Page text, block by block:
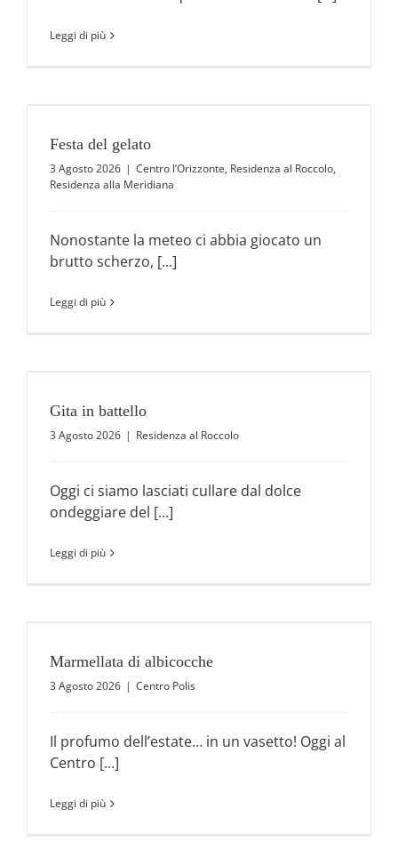
Leggi di più
Festa del gelato
3 Agosto 2026 | Centro l’Orizzonte, Residenza al Roccolo,
Residenza alla Meridiana
Nonostante la meteo ci abbia giocato un
brutto scherzo, [...]
Leggi di più
Gita in battello
3 Agosto 2026 | Residenza al Roccolo
Oggi ci siamo lasciati cullare dal dolce
ondeggiare del [...]
Leggi di più
Marmellata di albicocche
3 Agosto 2026 | Centro Polis
Il profumo dell’estate… in un vasetto! Oggi al
Centro [...]
Leggi di più